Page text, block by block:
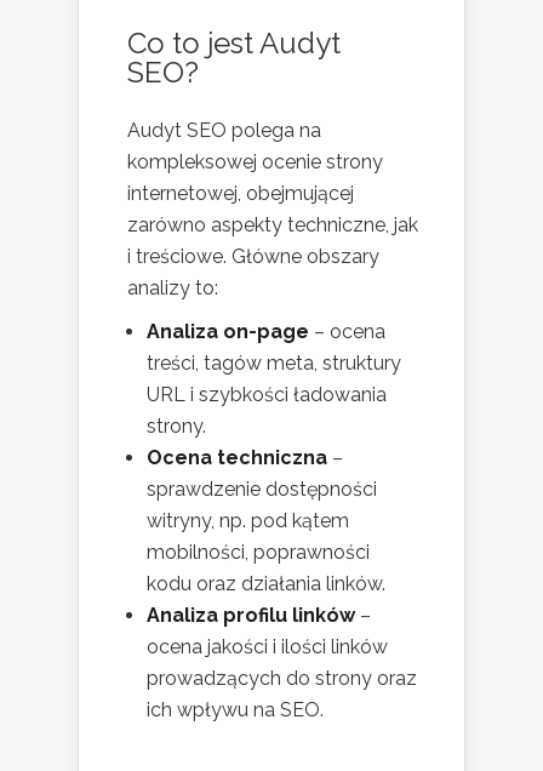
Co to jest Audyt
SEO?
Audyt SEO polega na
kompleksowej ocenie strony
internetowej, obejmującej
zarówno aspekty techniczne, jak
i treściowe. Główne obszary
analizy to:
Analiza on-page – ocena
treści, tagów meta, struktury
URL i szybkości ładowania
strony.
Ocena techniczna –
sprawdzenie dostępności
witryny, np. pod kątem
mobilności, poprawności
kodu oraz działania linków.
Analiza profilu linków–
ocena jakości i ilości linków
prowadzących do strony oraz
ich wpływu na SEO.